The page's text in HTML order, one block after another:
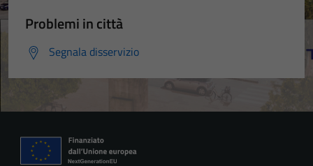
Problemi in città
Segnala disservizio